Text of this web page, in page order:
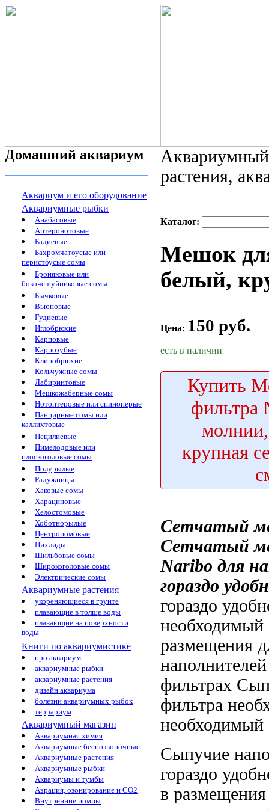
Домашний аквариум
Аквариум и его оборудование
Аквариумные рыбки
Анабасовые
Аптеронотовые
Бадиевые
Бахромчатоусые или
перистоусые сомы
Броняковые или
бокочешуйниковые сомы
Бычковые
Вьюновые
Гудиевые
Иглобрюхие
Карповые
Карпозубые
Клинобрюхие
Кольчужные сомы
Лабиринтовые
Мешкожаберные сомы
Нотоптеровые или спиноперые
Панцирные сомы или
каллихтовые
Пецилиевые
Пимелодовые или
плоскоголовые сомы
Полурылые
Радужницы
Хаковые сомы
Харациновые
Хелостомовые
Хоботнорылые
Центропомовые
Цихлиды
Шильбовые сомы
Широкоголовые сомы
Электрические сомы
Аквариумные растения
укореняющиеся в грунте
плавающие в толще воды
плавающие на поверхности
воды
Книги по аквариумистике
про аквариум
аквариумные рыбки
аквариумные растения
дизайн аквариума
болезни аквариумных рыбок
террариум
Аквариумный магазин
Аквариумная химия
Аквариумные беспозвоночные
Аквариумные растения
Аквариумные рыбки
Аквариумы и тумбы
Аэрация, озонирование и CO2
Внутренние помпы
растения,
Каталог:
Мешок
белый,
Цена: 150 руб.
есть в наличии
Купить
фильтра
крупная
Сетчатый
Сетчатый
Naribo для
гораздо
гораздо
необходимый
размещения
фильтрах
фильтра
необходимый
Сыпучие
гораздо
в